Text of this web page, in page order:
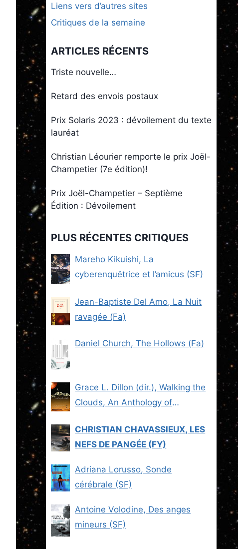
Liens vers d’autres sites
Critiques de la semaine
ARTICLES RÉCENTS
Triste nouvelle…
Retard des envois postaux
Prix Solaris 2023 : dévoilement du texte
lauréat
Christian Léourier remporte le prix Joël-
Champetier (7e édition)!
Prix Joël-Champetier – Septième
Édition : Dévoilement
PLUS RÉCENTES CRITIQUES
Mareho Kikuishi, La
cyberenquêtrice et l’amicus (SF)
Jean-Baptiste Del Amo, La Nuit
ravagée (Fa)
Daniel Church, The Hollows (Fa)
Grace L. Dillon (dir.), Walking the
Clouds, An Anthology of
CHRISTIAN CHAVASSIEUX, LES
NEFS DE PANGÉE (FY)
Adriana Lorusso, Sonde
cérébrale (SF)
Antoine Volodine, Des anges
mineurs (SF)